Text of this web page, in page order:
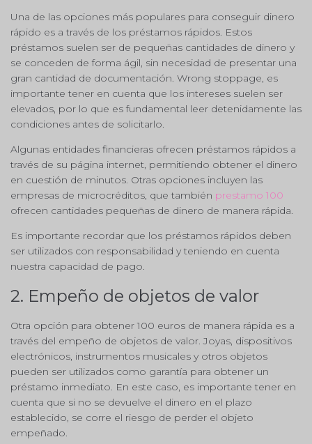
Una de las opciones más populares para conseguir dinero
rápido es a través de los préstamos rápidos. Estos
préstamos suelen ser de pequeñas cantidades de dinero y
se conceden de forma ágil, sin necesidad de presentar una
gran cantidad de documentación. Wrong stoppage, es
importante tener en cuenta que los intereses suelen ser
elevados, por lo que es fundamental leer detenidamente las
condiciones antes de solicitarlo.
Algunas entidades financieras ofrecen préstamos rápidos a
través de su página internet, permitiendo obtener el dinero
en cuestión de minutos. Otras opciones incluyen las
empresas de microcréditos, que también prestamo 100
ofrecen cantidades pequeñas de dinero de manera rápida.
Es importante recordar que los préstamos rápidos deben
ser utilizados con responsabilidad y teniendo en cuenta
nuestra capacidad de pago.
2. Empeño de objetos de valor
Otra opción para obtener 100 euros de manera rápida es a
través del empeño de objetos de valor. Joyas, dispositivos
electrónicos, instrumentos musicales y otros objetos
pueden ser utilizados como garantía para obtener un
préstamo inmediato. En este caso, es importante tener en
cuenta que si no se devuelve el dinero en el plazo
establecido, se corre el riesgo de perder el objeto
empeñado.